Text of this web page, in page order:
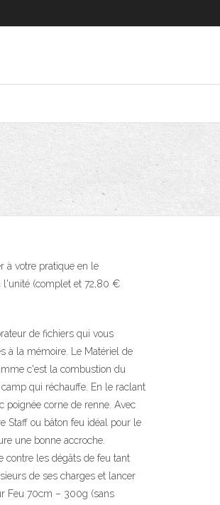
à votre pratique en le
l'unité (complet et 72,80 €
de fichiers qui vous
à la mémoire. Le Matériel de
c'est la combustion du
qui réchauffe. En le raclant
corne de renne. Avec
Staff ou bâton feu idéal pour le
une bonne accroche.
contre les dégâts de feu tant
de ses charges et lancer
Feu 70cm – 300g (sans